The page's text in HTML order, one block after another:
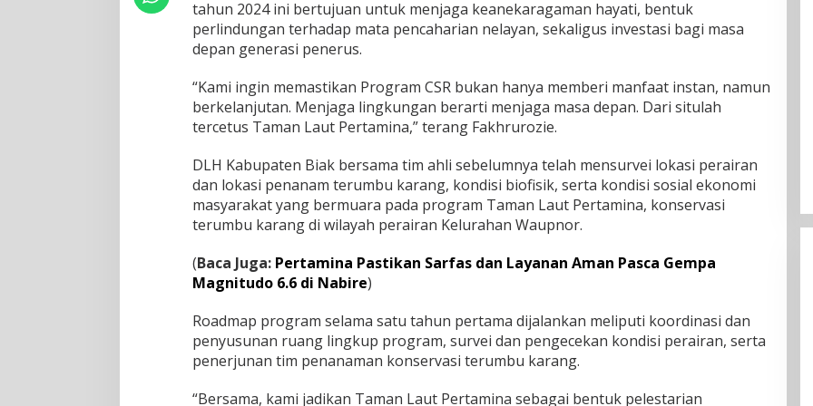
o
s
i
s
e
m
P
i
s
i
r
u
t
a
u
n
r
tahun 2024 ini bertujuan untuk menjaga keanekaragaman hayati, bentuk
perlindungan terhadap mata pencaharian nelayan, sekaligus investasi bagi masa
depan generasi penerus.
“Kami ingin memastikan Program CSR bukan hanya memberi manfaat instan, namun
berkelanjutan. Menjaga lingkungan berarti menjaga masa depan. Dari situlah
tercetus Taman Laut Pertamina,” terang Fakhrurozie.
DLH Kabupaten Biak bersama tim ahli sebelumnya telah mensurvei lokasi perairan
dan lokasi penanam terumbu karang, kondisi biofisik, serta kondisi sosial ekonomi
masyarakat yang bermuara pada program Taman Laut Pertamina, konservasi
terumbu karang di wilayah perairan Kelurahan Waupnor.
(Baca Juga: Pertamina Pastikan Sarfas dan Layanan Aman Pasca Gempa
Magnitudo 6.6 di Nabire)
Roadmap program selama satu tahun pertama dijalankan meliputi koordinasi dan
penyusunan ruang lingkup program, survei dan pengecekan kondisi perairan, serta
penerjunan tim penanaman konservasi terumbu karang.
“Bersama, kami jadikan Taman Laut Pertamina sebagai bentuk pelestarian